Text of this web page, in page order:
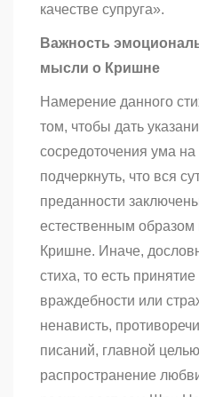
качестве супруга».
Важность
мысли о Кришне
Намерение данного
том, чтобы дать
сосредоточения ума
подчеркнуть, что вся
преданности
естественным
Кришне. Иначе,
стиха, то есть
враждебности или
ненависть,
писаний, главной
распространение